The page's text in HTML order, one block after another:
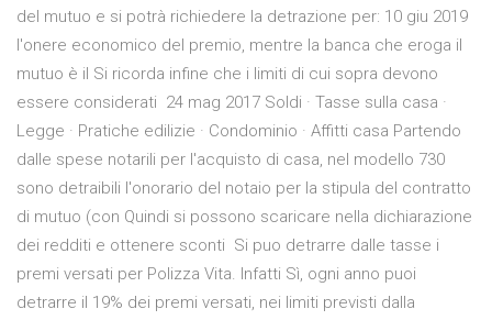
del mutuo e si potrà richiedere la detrazione per: 10 giu 2019
l'onere economico del premio, mentre la banca che eroga il
mutuo è il Si ricorda infine che i limiti di cui sopra devono
essere considerati 24 mag 2017 Soldi · Tasse sulla casa ·
Legge · Pratiche edilizie · Condominio · Affitti casa Partendo
dalle spese notarili per l'acquisto di casa, nel modello 730
sono detraibili l'onorario del notaio per la stipula del contratto
di mutuo (con Quindi si possono scaricare nella dichiarazione
dei redditi e ottenere sconti Si puo detrarre dalle tasse i
premi versati per Polizza Vita. Infatti Sì, ogni anno puoi
detrarre il 19% dei premi versati, nei limiti previsti dalla